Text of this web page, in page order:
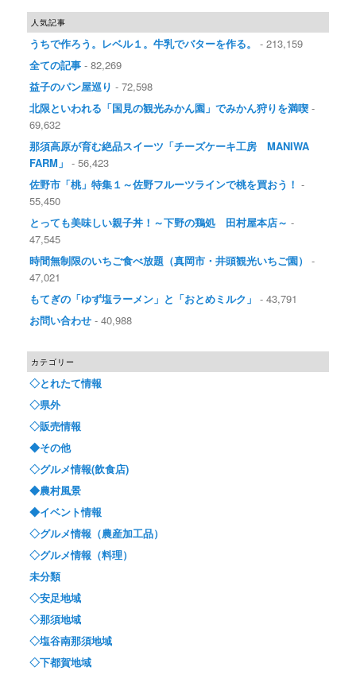
人気記事
うちで作ろう。レベル１。牛乳でバターを作る。
- 213,159
全ての記事 - 82,269
益子のパン屋巡り - 72,598
北限といわれる「国見の観光みかん園」でみかん狩りを満喫 -
69,632
那須高原が育む絶品スイーツ「チーズケーキ工房 MANIWA
FARM」 - 56,423
佐野市「桃」特集１～佐野フルーツラインで桃を買おう！ -
55,450
とっても美味しい親子丼！～下野の鶏処 田村屋本店～ -
47,545
時間無制限のいちご食べ放題（真岡市・井頭観光いちご園）
-
47,021
もてぎの「ゆず塩ラーメン」と「おとめミルク」 - 43,791
お問い合わせ - 40,988
カテゴリー
◇とれたて情報
◇県外
◇販売情報
◆その他
◇グルメ情報(飲食店)
◆農村風景
◆イベント情報
◇グルメ情報（農産加工品）
◇グルメ情報（料理）
未分類
◇安足地域
◇那須地域
◇塩谷南那須地域
◇下都賀地域